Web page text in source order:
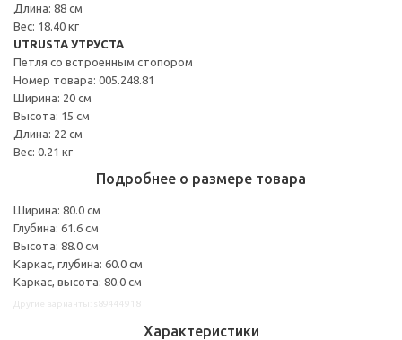
Длина: 88 см
Вес: 18.40 кг
UTRUSTA УТРУСТА
Петля со встроенным стопором
Номер товара: 005.248.81
Ширина: 20 см
Высота: 15 см
Длина: 22 см
Вес: 0.21 кг
Подробнее о размере товара
Ширина: 80.0 см
Глубина: 61.6 см
Высота: 88.0 см
Каркас, глубина: 60.0 см
Каркас, высота: 80.0 см
Характеристики